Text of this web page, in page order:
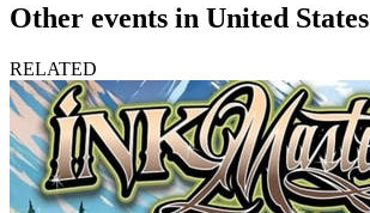
Other events in United States
RELATED